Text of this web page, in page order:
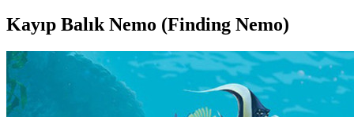
Kayıp Balık Nemo (Finding Nemo)